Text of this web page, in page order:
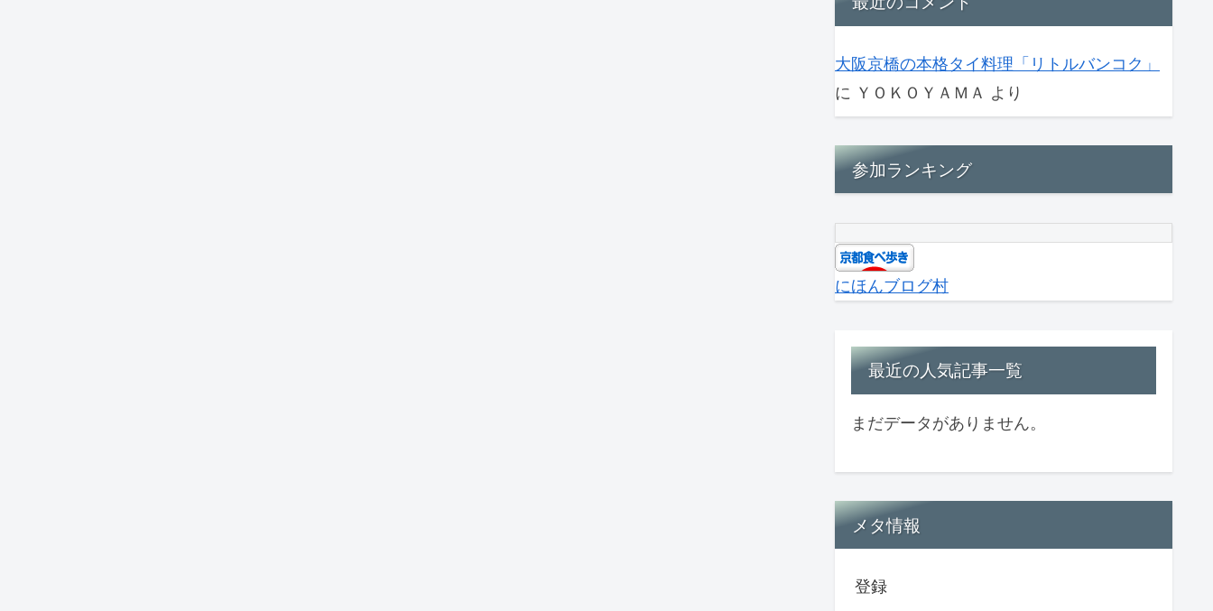
大阪京橋の本格タイ料理「リトルバンコク」
に ＹＯＫＯＹＡＭＡ より
参加ランキング
にほんブログ村
最近の人気記事一覧
まだデータがありません。
メタ情報
登録